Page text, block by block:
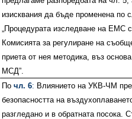
изисквания да бъде променена по
„Процедурата изследване на ЕМС
Комисията за регулиране на
приета от нея методика, въз
МСД”.
Почл. 6: Влиянието на УКВ-ЧМ
безопасността на
разгледано и в обратната посока.